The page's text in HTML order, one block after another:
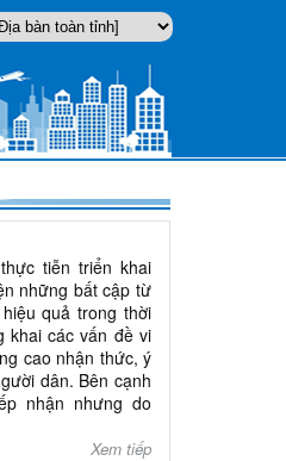
tiễn triển khai
những bất cập từ
quả trong thời
khai các vấn đề vi
cao nhận thức, ý
dân. Bên cạnh
nhận nhưng do
Xem tiếp